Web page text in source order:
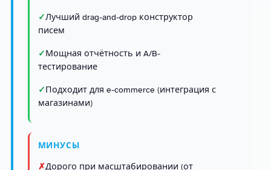
Лучший drag-and-drop конструктор
писем
Мощная отчётность и A/B-
тестирование
Подходит для e-commerce (интеграция с
магазинами)
МИНУСЫ
Дорого при масштабировании (от